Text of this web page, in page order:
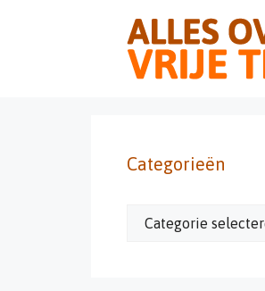
Categorieën
Categorieën